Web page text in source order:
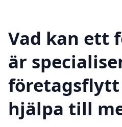
Vad kan ett
är
hjälpa till